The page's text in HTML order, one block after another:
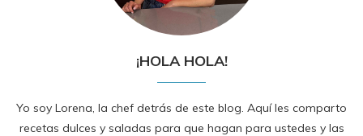
¡HOLA HOLA!
Yo soy Lorena, la chef detrás de este blog. Aquí les comparto
recetas dulces y saladas para que hagan para ustedes y las